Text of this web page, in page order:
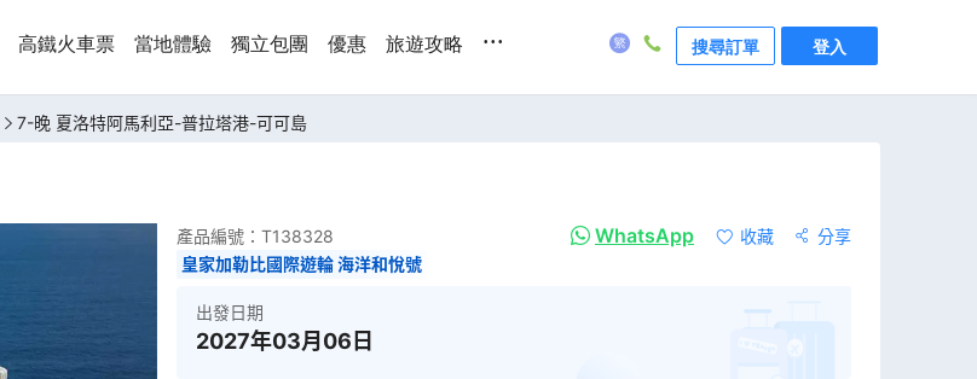
高鐵火車票 當地體驗 獨立包團 優惠 旅遊攻略 ... 搜尋訂單 登入
7-晚 夏洛特阿馬利亞-普拉塔港-可可島
產品編號： T138328 WhatsApp 收藏
分享
皇家加勒比國際遊輪 海洋和悅號
出發日期
2027年03月06日